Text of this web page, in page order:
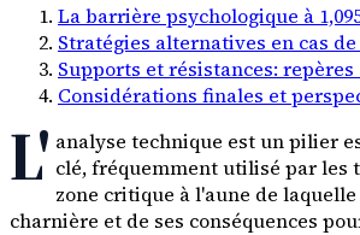
La barrière psychologique à
Stratégies alternatives en cas
Supports et résistances:
Considérations finales et
L' analyse technique est un pilier
clé, fréquemment utilisé par les
zone critique à l'aune de
charnière et de ses conséquences